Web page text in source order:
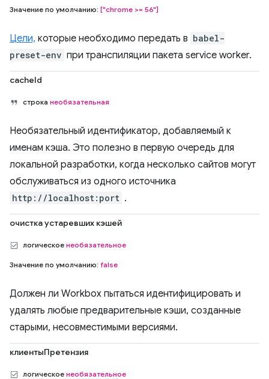
Значение по умолчанию: ["chrome >= 56"]
Цели, которые необходимо передать в babel-
preset-env при транспиляции пакета service worker.
cacheId
строка необязательная
Необязательный идентификатор, добавляемый к
именам кэша. Это полезно в первую очередь для
локальной разработки, когда несколько сайтов могут
обслуживаться из одного источника
http://localhost:port .
очистка устаревших кэшей
логическое необязательное
Значение по умолчанию: false
Должен ли Workbox пытаться идентифицировать и
удалять любые предварительные кэши, созданные
старыми, несовместимыми версиями.
клиентыПретензия
логическое необязательное